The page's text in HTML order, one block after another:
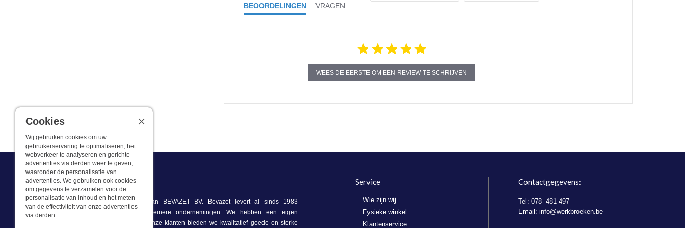
BEOORDELINGEN VRAGEN
WEES DE EERSTE OM EEN REVIEW TE SCHRIJVEN
Service
Wie zijn wij
Fysieke winkel
Klantenservice
Contactgegevens:
Tel: 078- 481 497
Email:info@werkbroeken.be
Wat we doen
Deze webshop is onderdeel van BEVAZET BV. Bevazet levert al sinds 1983
bedrijfskleding aan grote en kleinere ondernemingen. We hebben een eigen
winkel/showroom in Brandwijk. Onze klanten bieden we kwalitatief goede en sterke
Cookies
Wij gebruiken cookies om uw
gebruikerservaring te optimaliseren, het
webverkeer te analyseren en gerichte
advertenties via derden weer te geven,
waaronder de personalisatie van
advertenties. We gebruiken ook cookies
om gegevens te verzamelen voor de
personalisatie van inhoud en het meten
van de effectiviteit van onze advertenties
via derden.
×